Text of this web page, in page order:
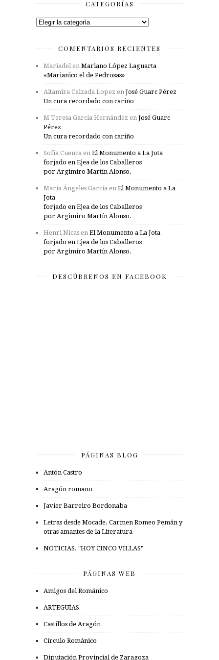
CATEGORÍAS
Categorías
COMENTARIOS RECIENTES
Mariadel en Mariano López Laguarta
«Marianico el de Pedrosas»
Altamira Calzada Lopez en José Guarc Pérez
Un cura recordado con cariño
M Teresa García Hernández en José Guarc
Pérez
Un cura recordado con cariño
Sofía Cuenca en El Monumento a La Jota
forjado en Ejea de los Caballeros
por Argimiro Martín Alonso.
María Ángeles García en El Monumento a La
Jota
forjado en Ejea de los Caballeros
por Argimiro Martín Alonso.
Henri Nicas en El Monumento a La Jota
forjado en Ejea de los Caballeros
por Argimiro Martín Alonso.
DESCÚBRENOS EN FACEBOOK
PÁGINAS BLOG
Antón Castro
Aragón romano
Javier Barreiro Bordonaba
Letras desde Mocade. Carmen Romeo Pemán y
otras amantes de la Literatura
NOTICIAS. "HOY CINCO VILLAS"
PÁGINAS WEB
Amigos del Románico
ARTEGUÍAS
Castillos de Aragón
Círculo Románico
Diputación Provincial de Zaragoza